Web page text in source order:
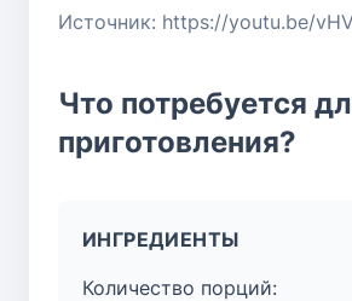
Источник: https://youtu.be/
Что потребуется
приготовления?
ИНГРЕДИЕНТЫ
Количество порций: